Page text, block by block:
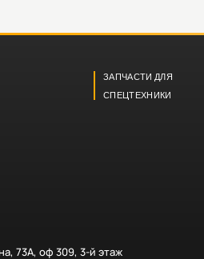
ЗАПЧАСТИ ДЛЯ
СПЕЦТЕХНИКИ
73А, оф 309, 3-й этаж